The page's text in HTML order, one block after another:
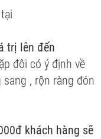
trị lên đến
đôi có ý định về
, rộn ràng đón
khách hàng sẽ